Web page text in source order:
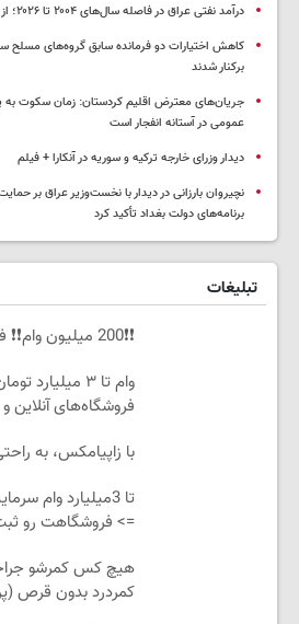
درآمد نفتی عراق در فاصله سال‌های ۲۰۰۴ تا ۲۰۲۶؛ از جهش تاریخی تا نوسان‌های شدید
کاهش اختیارات دو فرمانده سابق گروه‌های مسلح
برکنار شدند
جریان‌های معترض اقلیم کردستان: زمان سکوت به
عمومی در آستانه انفجار است
دیدار وزرای خارجه ترکیه و سوریه در آنکارا + فیلم
نچیروان بارزانی در دیدار با نخست‌وزیر عراق بر
برنامه‌های دولت بغداد تأکید کرد
تبلیغات
❗❗200 میلیون وام❗❗ فقط با احراز هویت
وام تا ۳
فروشگاه‌های
با زاپیامکس، به
تا 3میلیارد وام
=> فروشگاهت رو
هیچ کس کمرشو
کمردرد بدون قرص